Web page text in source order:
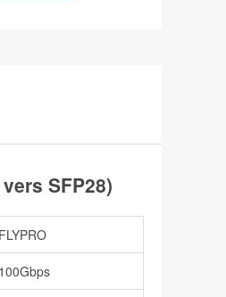
SFP28)
FLYPRO
100Gbps